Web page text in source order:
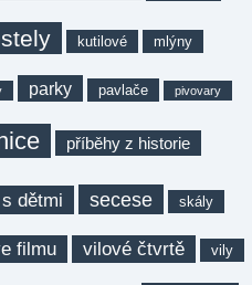
kutilové mlýny
parky pavlače pivovary
příběhy z historie
s dětmi secese skály
filmu vilové čtvrtě vily